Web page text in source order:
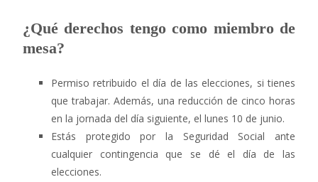
¿Qué derechos tengo como miembro de
mesa?
Permiso retribuido el día de las elecciones, si tienes
que trabajar. Además, una reducción de cinco horas
en la jornada del día siguiente, el lunes 10 de junio.
Estás protegido por la Seguridad Social ante
cualquier contingencia que se dé el día de las
elecciones.